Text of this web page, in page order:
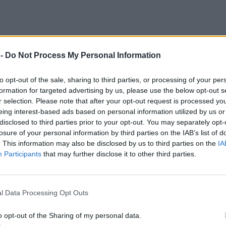
Do Not Process My Personal Information
opt-out of the sale, sharing to third parties, or processing of your
for targeted advertising by us, please use the below opt-out
selection. Please note that after your opt-out request is processed
interest-based ads based on personal information utilized by us
to third parties prior to your opt-out. You may separately
of your personal information by third parties on the IAB’s list of
This information may also be disclosed by us to third parties on the
Participants that may further disclose it to other third parties.
Data Processing Opt Outs
opt-out of the Sharing of my personal data.
Μέρτη, Μερτούλα, Μυρτιά, Μυρτούλα